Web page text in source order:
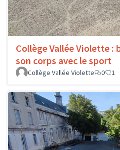
Collège Vallée Violette :
son corps avec le sport
Collège Vallée Violette
0 1